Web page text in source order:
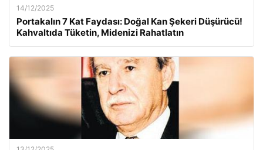
14/12/2025
Portakalın 7 Kat Faydası: Doğal Kan Şekeri Düşürücü!
Kahvaltıda Tüketin, Midenizi Rahatlatın